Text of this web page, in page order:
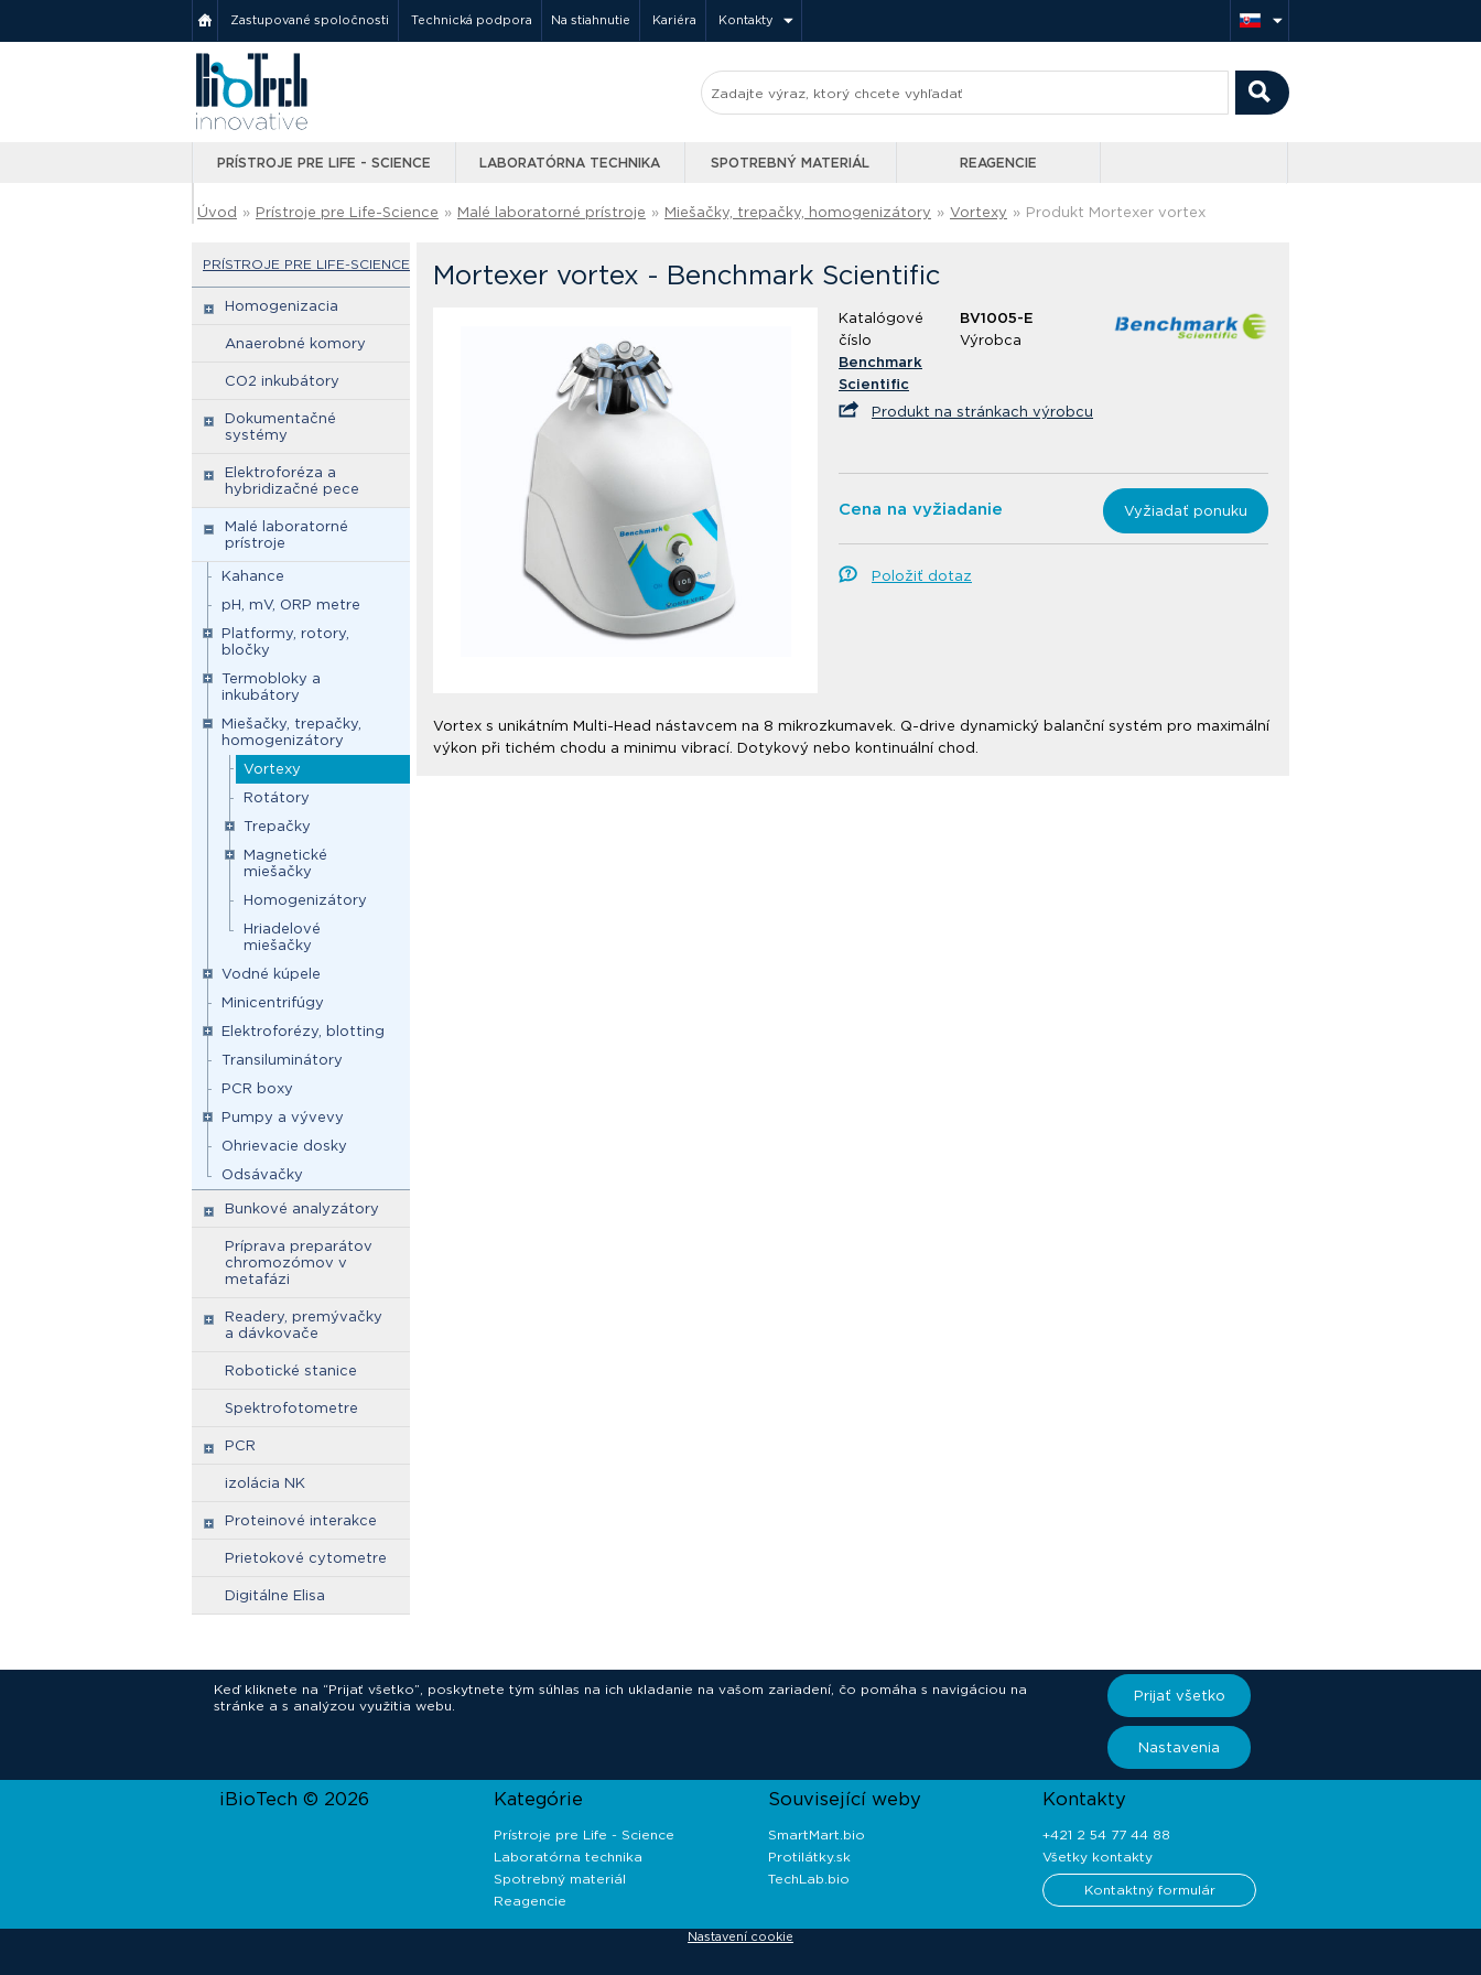
Zastupované spoločnosti Technická podpora Na stiahnutie Kariéra Kontakty
PRÍSTROJE PRE LIFE - SCIENCE LABORATÓRNA TECHNIKA SPOTREBNÝ MATERIÁL REAGENCIE
Úvod » Prístroje pre Life-Science » Malé laboratorné prístroje » Miešačky, trepačky, homogenizátory » Vortexy » Produkt Mortexer vortex
PRÍSTROJE PRE LIFE-SCIENCE
Homogenizacia
Anaerobné komory
CO2 inkubátory
Dokumentačné
systémy
Elektroforéza a
hybridizačné pece
Malé laboratorné
prístroje
Kahance
pH, mV, ORP metre
Platformy, rotory,
bločky
Termobloky a
inkubátory
Miešačky, trepačky,
homogenizátory
Vortexy
Rotátory
Trepačky
Magnetické
miešačky
Homogenizátory
Hriadelové
miešačky
Vodné kúpele
Minicentrifúgy
Elektroforézy, blotting
Transiluminátory
PCR boxy
Pumpy a vývevy
Ohrievacie dosky
Odsávačky
Bunkové analyzátory
Príprava preparátov
chromozómov v
metafázi
Readery, premývačky
a dávkovače
Robotické stanice
Spektrofotometre
PCR
izolácia NK
Proteinové interakce
Prietokové cytometre
Digitálne Elisa
Mortexer vortex - Benchmark Scientific
Katalógové
číslo
BV1005-E
Výrobca
Benchmark
Scientific
Produkt na stránkach výrobcu
Cena na vyžiadanie Vyžiadať ponuku
Položiť dotaz
Vortex s unikátním Multi-Head nástavcem na 8 mikrozkumavek. Q-drive dynamický balanční systém pro maximální
výkon při tichém chodu a minimu vibrací. Dotykový nebo kontinuální chod.
Keď kliknete na “Prijať všetko”, poskytnete tým súhlas na ich ukladanie na vašom zariadení, čo pomáha s navigáciou na
stránke a s analýzou využitia webu.
Prijať všetko
Nastavenia
iBioTech © 2026 Kategórie
Prístroje pre Life - Science
Laboratórna technika
Spotrebný materiál
Reagencie
Související weby
SmartMart.bio
Protilátky.sk
TechLab.bio
Kontakty
+421 2 54 77 44 88
Všetky kontakty
Kontaktný formulár
Nastavení cookie